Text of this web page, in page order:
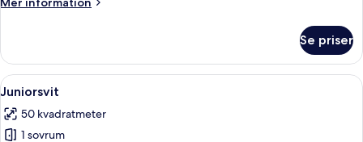
rum
Se priser
Öppna
alla
foton
för
Ett hotellrum med en säng, ett
6
Juniorsvit
50 kvadratmeter
1 sovrum